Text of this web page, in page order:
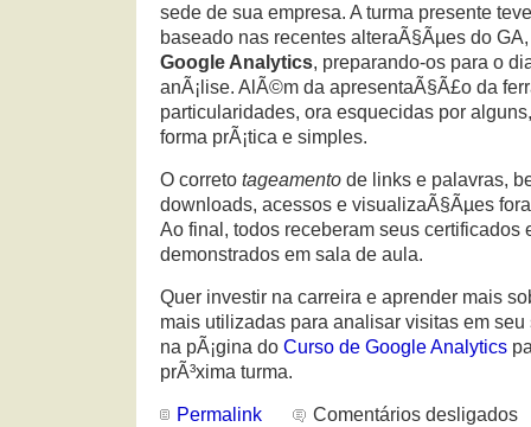
sede de sua empresa. A turma presente
baseado nas recentes alteraÃ§Ãµes do
Google Analytics, preparando-os para o
anÃ¡lise. AlÃ©m da apresentaÃ§Ã£o da
particularidades, ora esquecidas por
forma prÃ¡tica e simples.
O correto tageamento de links e palavras,
downloads, acessos e visualizaÃ§Ãµes
Ao final, todos receberam seus certificados
demonstrados em sala de aula.
Quer investir na carreira e aprender mais
mais utilizadas para analisar visitas em
na pÃ¡gina do Curso de Google Analytics
prÃ³xima turma.
Permalink Comentários desligados